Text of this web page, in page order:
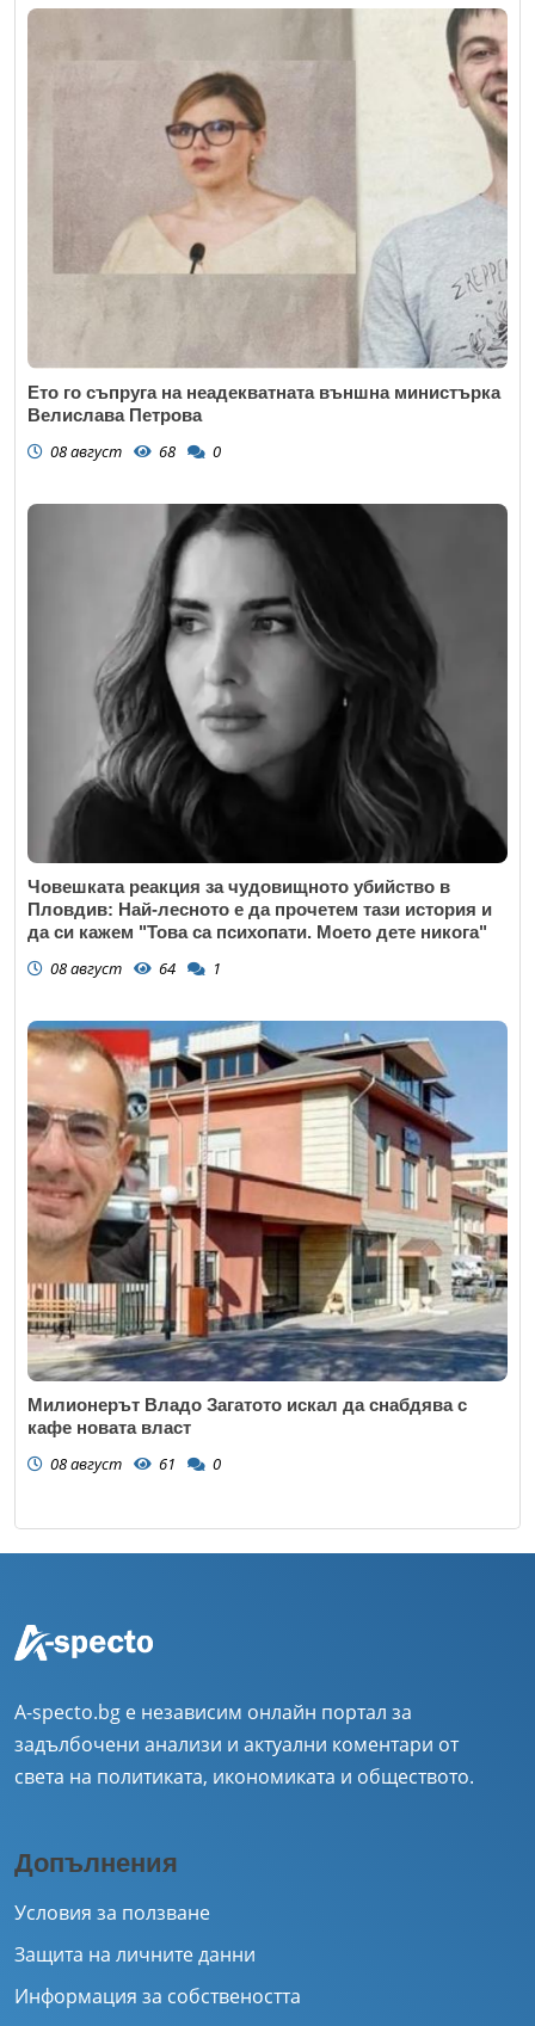
Ето го съпруга на неадекватната външна министърка
Велислава Петрова
08 август 68 0
Човешката реакция за чудовищното убийство в
Пловдив: Най-лесното е да прочетем тази история и
да си кажем "Това са психопати. Моето дете никога"
08 август 64 1
Милионерът Владо Загатото искал да снабдява с
кафе новата власт
08 август 61 0
A-specto.bg е независим онлайн портал за
задълбочени анализи и актуални коментари от
света на политиката, икономиката и обществото.
Допълнения
Условия за ползване
Защита на личните данни
Информация за собствеността